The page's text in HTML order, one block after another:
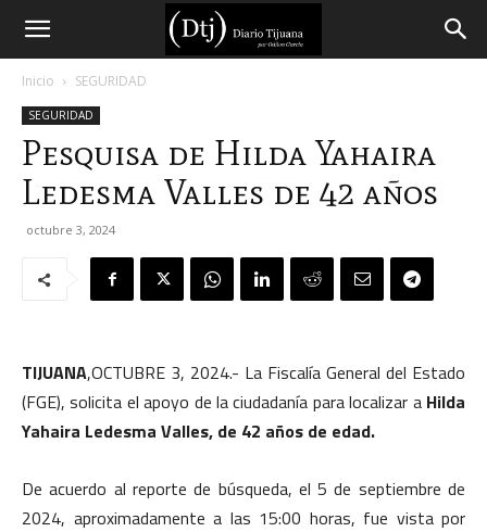
Diario
Tijuana
Inicio SEGURIDAD
SEGURIDAD
Pesquisa de Hilda Yahaira
Ledesma Valles de 42 años
octubre 3, 2024
TIJUANA,OCTUBRE 3, 2024.- La Fiscalía General del Estado
(FGE), solicita el apoyo de la ciudadanía para localizar aHilda
Yahaira Ledesma Valles, de 42 años de edad.
De acuerdo al reporte de búsqueda, el 5 de septiembre de
2024, aproximadamente a las 15:00 horas, fue vista por